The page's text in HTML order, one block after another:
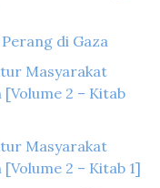
di Gaza
Masyarakat
2 – Kitab
Masyarakat
2 – Kitab 1]